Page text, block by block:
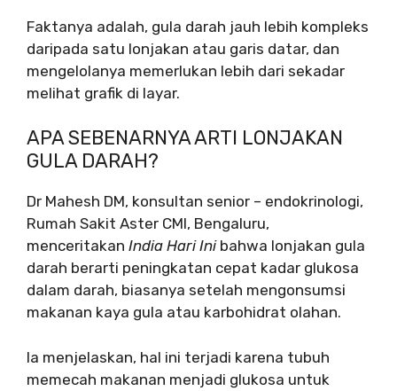
Faktanya adalah, gula darah jauh lebih kompleks
daripada satu lonjakan atau garis datar, dan
mengelolanya memerlukan lebih dari sekadar
melihat grafik di layar.
APA SEBENARNYA ARTI LONJAKAN
GULA DARAH?
Dr Mahesh DM, konsultan senior – endokrinologi,
Rumah Sakit Aster CMI, Bengaluru,
menceritakan India Hari Inibahwa lonjakan gula
darah berarti peningkatan cepat kadar glukosa
dalam darah, biasanya setelah mengonsumsi
makanan kaya gula atau karbohidrat olahan.
Ia menjelaskan, hal ini terjadi karena tubuh
memecah makanan menjadi glukosa untuk